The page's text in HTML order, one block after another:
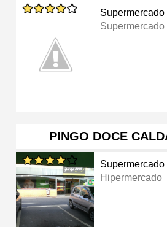
Supermercado
Supermercado
PINGO DOCE
Supermercado
Hipermercado